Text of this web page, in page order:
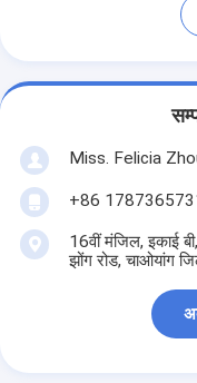
Miss. Felicia
+86
16वीं मंजिल, इकाई
झोंग रोड, चाओयांग